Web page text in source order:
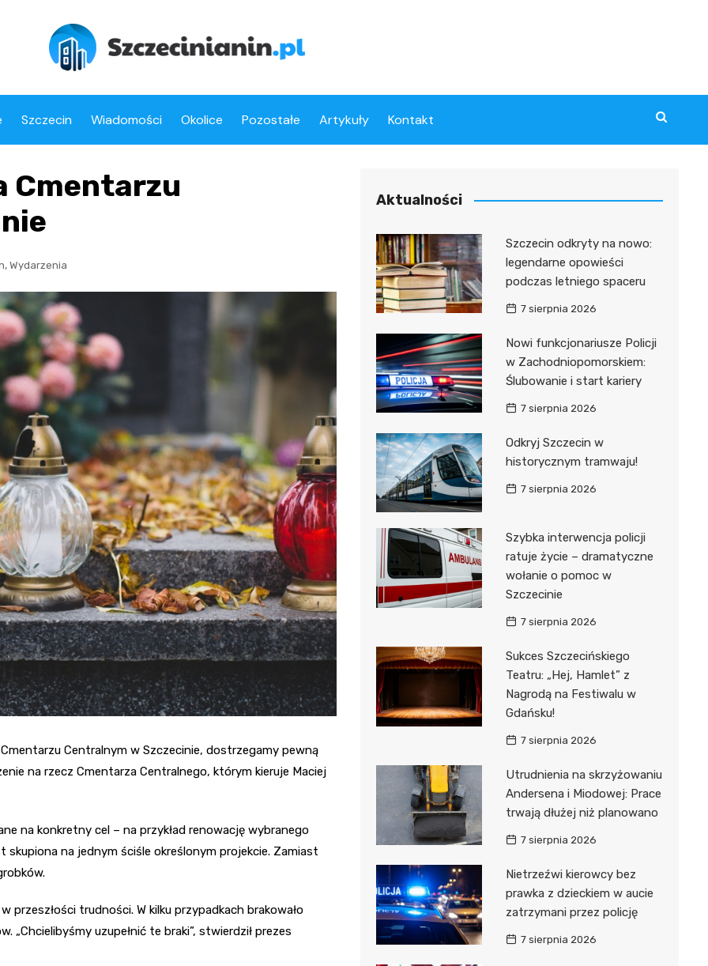
Szczecin Wiadomości Okolice Pozostałe Artykuły Kontakt
Cmentarzu
, Wydarzenia
Centralnym w Szczecinie, dostrzegamy pewną
na rzecz Cmentarza Centralnego, którym kieruje Maciej
na konkretny cel – na przykład renowację wybranego
na jednym ściśle określonym projekcie. Zamiast
przeszłości trudności. W kilku przypadkach brakowało
uzupełnić te braki”, stwierdził prezes
Aktualności
Szczecin odkryty na nowo:
legendarne opowieści
podczas letniego spaceru
7 sierpnia 2026
Nowi funkcjonariusze Policji
w Zachodniopomorskiem:
Ślubowanie i start kariery
7 sierpnia 2026
Odkryj Szczecin w
historycznym tramwaju!
7 sierpnia 2026
Szybka interwencja policji
ratuje życie – dramatyczne
wołanie o pomoc w
Szczecinie
7 sierpnia 2026
Sukces Szczecińskiego
Teatru: „Hej, Hamlet” z
Nagrodą na Festiwalu w
Gdańsku!
7 sierpnia 2026
Utrudnienia na skrzyżowaniu
Andersena i Miodowej: Prace
trwają dłużej niż planowano
7 sierpnia 2026
Nietrzeźwi kierowcy bez
prawka z dzieckiem w aucie
zatrzymani przez policję
7 sierpnia 2026